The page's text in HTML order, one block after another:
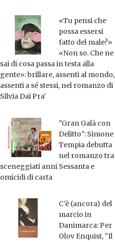
«Tu pensi che
possa essersi
fatto del male?»
«Non so. Che ne
sai di cosa passa in testa alla
gente»: brillare, assenti al mondo,
assenti a sé stessi, nel romanzo di
Silvia Dai Pra'
"Gran Galà con
Delitto": Simone
Tempia debutta
nel romanzo tra
sceneggiati anni Sessanta e
omicidi di carta
C'è (ancora) del
marcio in
Danimarca: Per
Olov Enquist, "Il